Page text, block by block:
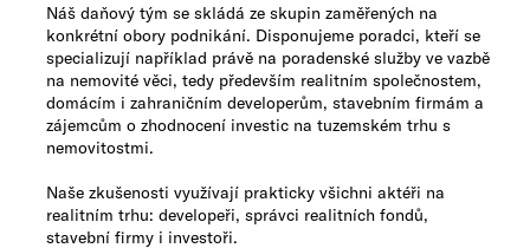
Náš daňový tým se skládá ze skupin zaměřených na
konkrétní obory podnikání. Disponujeme poradci, kteří se
specializují například právě na poradenské služby ve vazbě
na nemovité věci, tedy především realitním společnostem,
domácím i zahraničním developerům, stavebním firmám a
zájemcům o zhodnocení investic na tuzemském trhu s
nemovitostmi.
Naše zkušenosti využívají prakticky všichni aktéři na
realitním trhu: developeři, správci realitních fondů,
stavební firmy i investoři.